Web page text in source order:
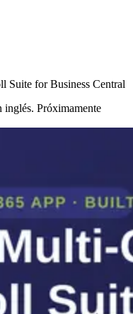
for Business Central
inglés. Próximamente